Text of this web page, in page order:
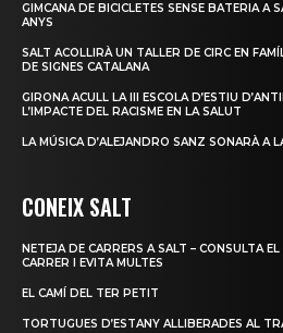
GIMCANA DE BICICLETES SENSE BATERIA A
ANYS
SALT ACOLLIRÀ UN TALLER DE CIRC EN
DE SIGNES CATALANA
GIRONA ACULL LA III ESCOLA D’ESTIU
L’IMPACTE DEL RACISME EN LA SALUT
LA MÚSICA D’ALEJANDRO SANZ SONARÀ A
CONEIX SALT
NETEJA DE CARRERS A SALT – CONSULTA
CARRER I EVITA MULTES
EL CAMÍ DEL TER PETIT
TORTUGUES D’ESTANY ALLIBERADES AL